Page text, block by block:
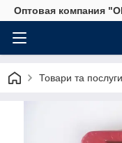
Оптовая компания
Товари та послуги